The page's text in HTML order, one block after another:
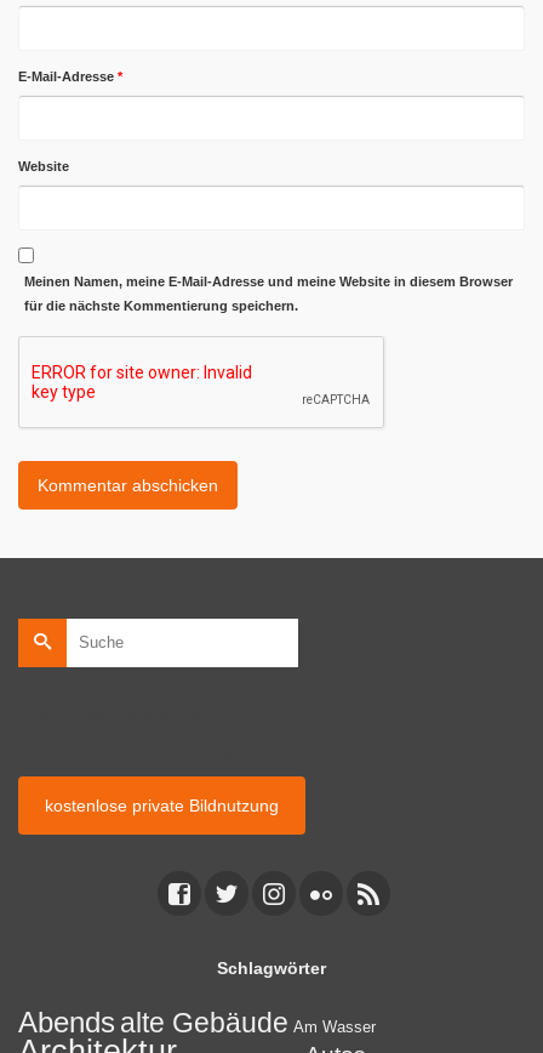
E-Mail-Adresse *
Website
Meinen Namen, meine E-Mail-Adresse und meine Website in diesem Browser
für die nächste Kommentierung speichern.
Suche
nach:
kostenlose private Bildnutzung
Schlagwörter
Abends alte Gebäude Am Wasser